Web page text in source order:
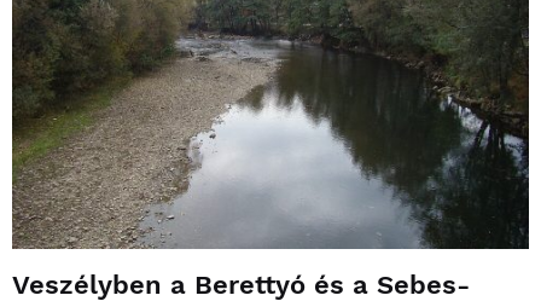
Veszélyben a Berettyó és a Sebes-